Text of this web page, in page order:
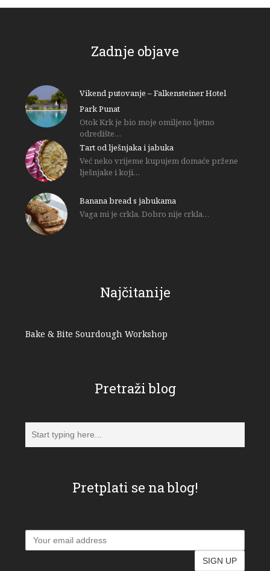
Zadnje objave
Vikend putovanje – Falkensteiner Hotel
Park Punat
Otok Krk je bio moje omiljeno ljetno
odredište…
Tart od lješnjaka i jabuka
Već neko vrijeme kupujem domaće pržene
lješnjake i koji…
Banana bread s jabukama
Vaga mi je crkla. Dobro nije crkla…
Najčitanije
Bake & Bite Sourdough Workshop
Pretraži blog
Pretplati se na blog!